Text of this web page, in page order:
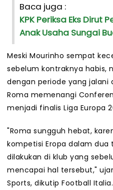
Baca juga :
KPK Periksa Eks Dirut
Anak Usaha Sungai
Meski Mourinho sempat
sebelum kontraknya habis,
dengan periode yang jalani
Roma memenangi
menjadi finalis Liga Europa
"Roma sungguh hebat,
kompetisi Eropa dalam dua
dilakukan di klub yang
mencapai hal tersebut,"
Sports, dikutip Football Italia.